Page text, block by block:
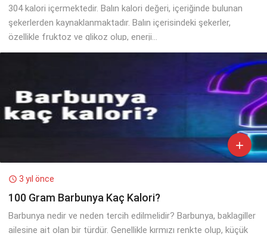
304 kalori içermektedir. Balın kalori değeri, içeriğinde bulunan
şekerlerden kaynaklanmaktadır. Balın içerisindeki şekerler,
özellikle fruktoz ve glikoz olup, enerji...

 3 yıl önce
100 Gram Barbunya Kaç Kalori?
Barbunya nedir ve neden tercih edilmelidir? Barbunya, baklagiller
ailesine ait olan bir türdür. Genellikle kırmızı renkte olup, küçük